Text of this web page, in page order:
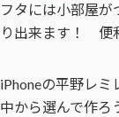
フタには小部屋が
り出来ます！ 便
iPhoneの平野レ
中から選んで作ろ